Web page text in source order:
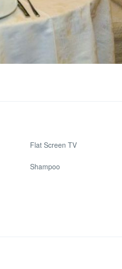
Flat Screen TV
Shampoo